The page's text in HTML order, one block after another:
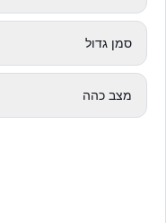
סמן גדול
מצב כהה